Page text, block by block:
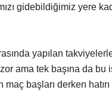
gidebildiğimiz yere
yapılan
ama tek başına da
başları derken